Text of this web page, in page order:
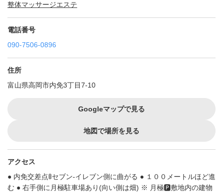
整体マッサージエステ
電話番号
090-7506-0896
住所
富山県高岡市内免3丁目7-10
Googleマップで見る
地図で場所を見る
アクセス
● 内免交差点🚦セブン-イレブン側に曲がる ● １００メートルほど進
む ● 右手側に月極駐車場あり(向い側は畑) ※ 月極🅿️敷地内の建物